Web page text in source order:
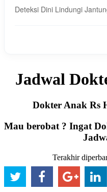
Deteksi Dini Lindungi
Jadwal
Dokter Anak Rs
Mau berobat ? Ingat
Terakhir